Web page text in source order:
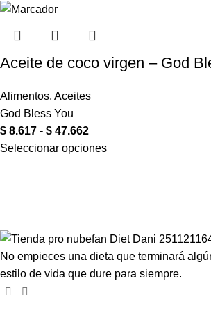
Aceite de coco virgen – God
Alimentos, Aceites
God Bless You
$ 8.617 - $ 47.662
Seleccionar opciones
No empieces una dieta que terminará
estilo de vida que dure para siempre.